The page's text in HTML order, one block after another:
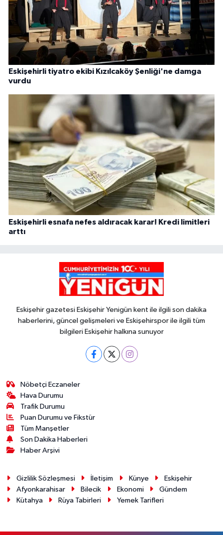
Eskişehirli tiyatro ekibi Kızılcaköy Şenliği'ne damga
vurdu
Eskişehirli esnafa nefes aldıracak karar! Kredi limitleri
arttı
Eskişehir gazetesi Eskişehir Yenigün kent ile ilgili son dakika
haberlerini, güncel gelişmeleri ve Eskişehirspor ile ilgili tüm
bilgileri Eskişehir halkına sunuyor
Nöbetçi Eczaneler
Hava Durumu
Trafik Durumu
Puan Durumu ve Fikstür
Tüm Manşetler
Son Dakika Haberleri
Haber Arşivi
Gizlilik Sözleşmesi İletişim Künye
Eskişehir
Afyonkarahisar
Bilecik Ekonomi
Gündem
Kütahya
Rüya Tabirleri Yemek Tarifleri